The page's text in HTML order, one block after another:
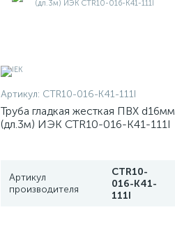
Артикул: CTR10-016-K41-111I
Труба гладкая жесткая ПВХ d16мм
(дл.3м) ИЭК CTR10-016-K41-111I
Артикул
производителя
CTR10-
016-K41-
111I